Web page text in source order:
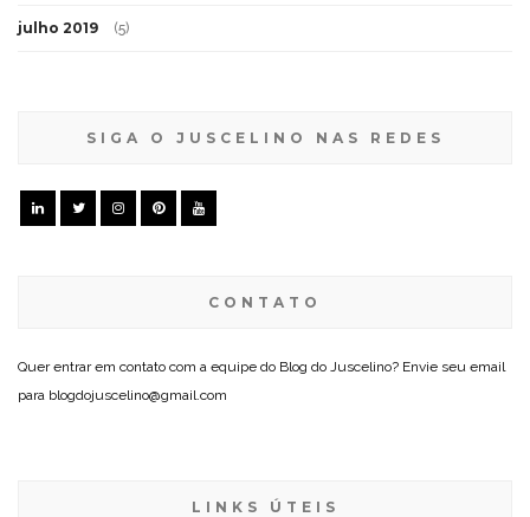
julho 2019 (5)
SIGA O JUSCELINO NAS REDES
CONTATO
Quer entrar em contato com a equipe do Blog do Juscelino? Envie seu email
para blogdojuscelino@gmail.com
LINKS ÚTEIS